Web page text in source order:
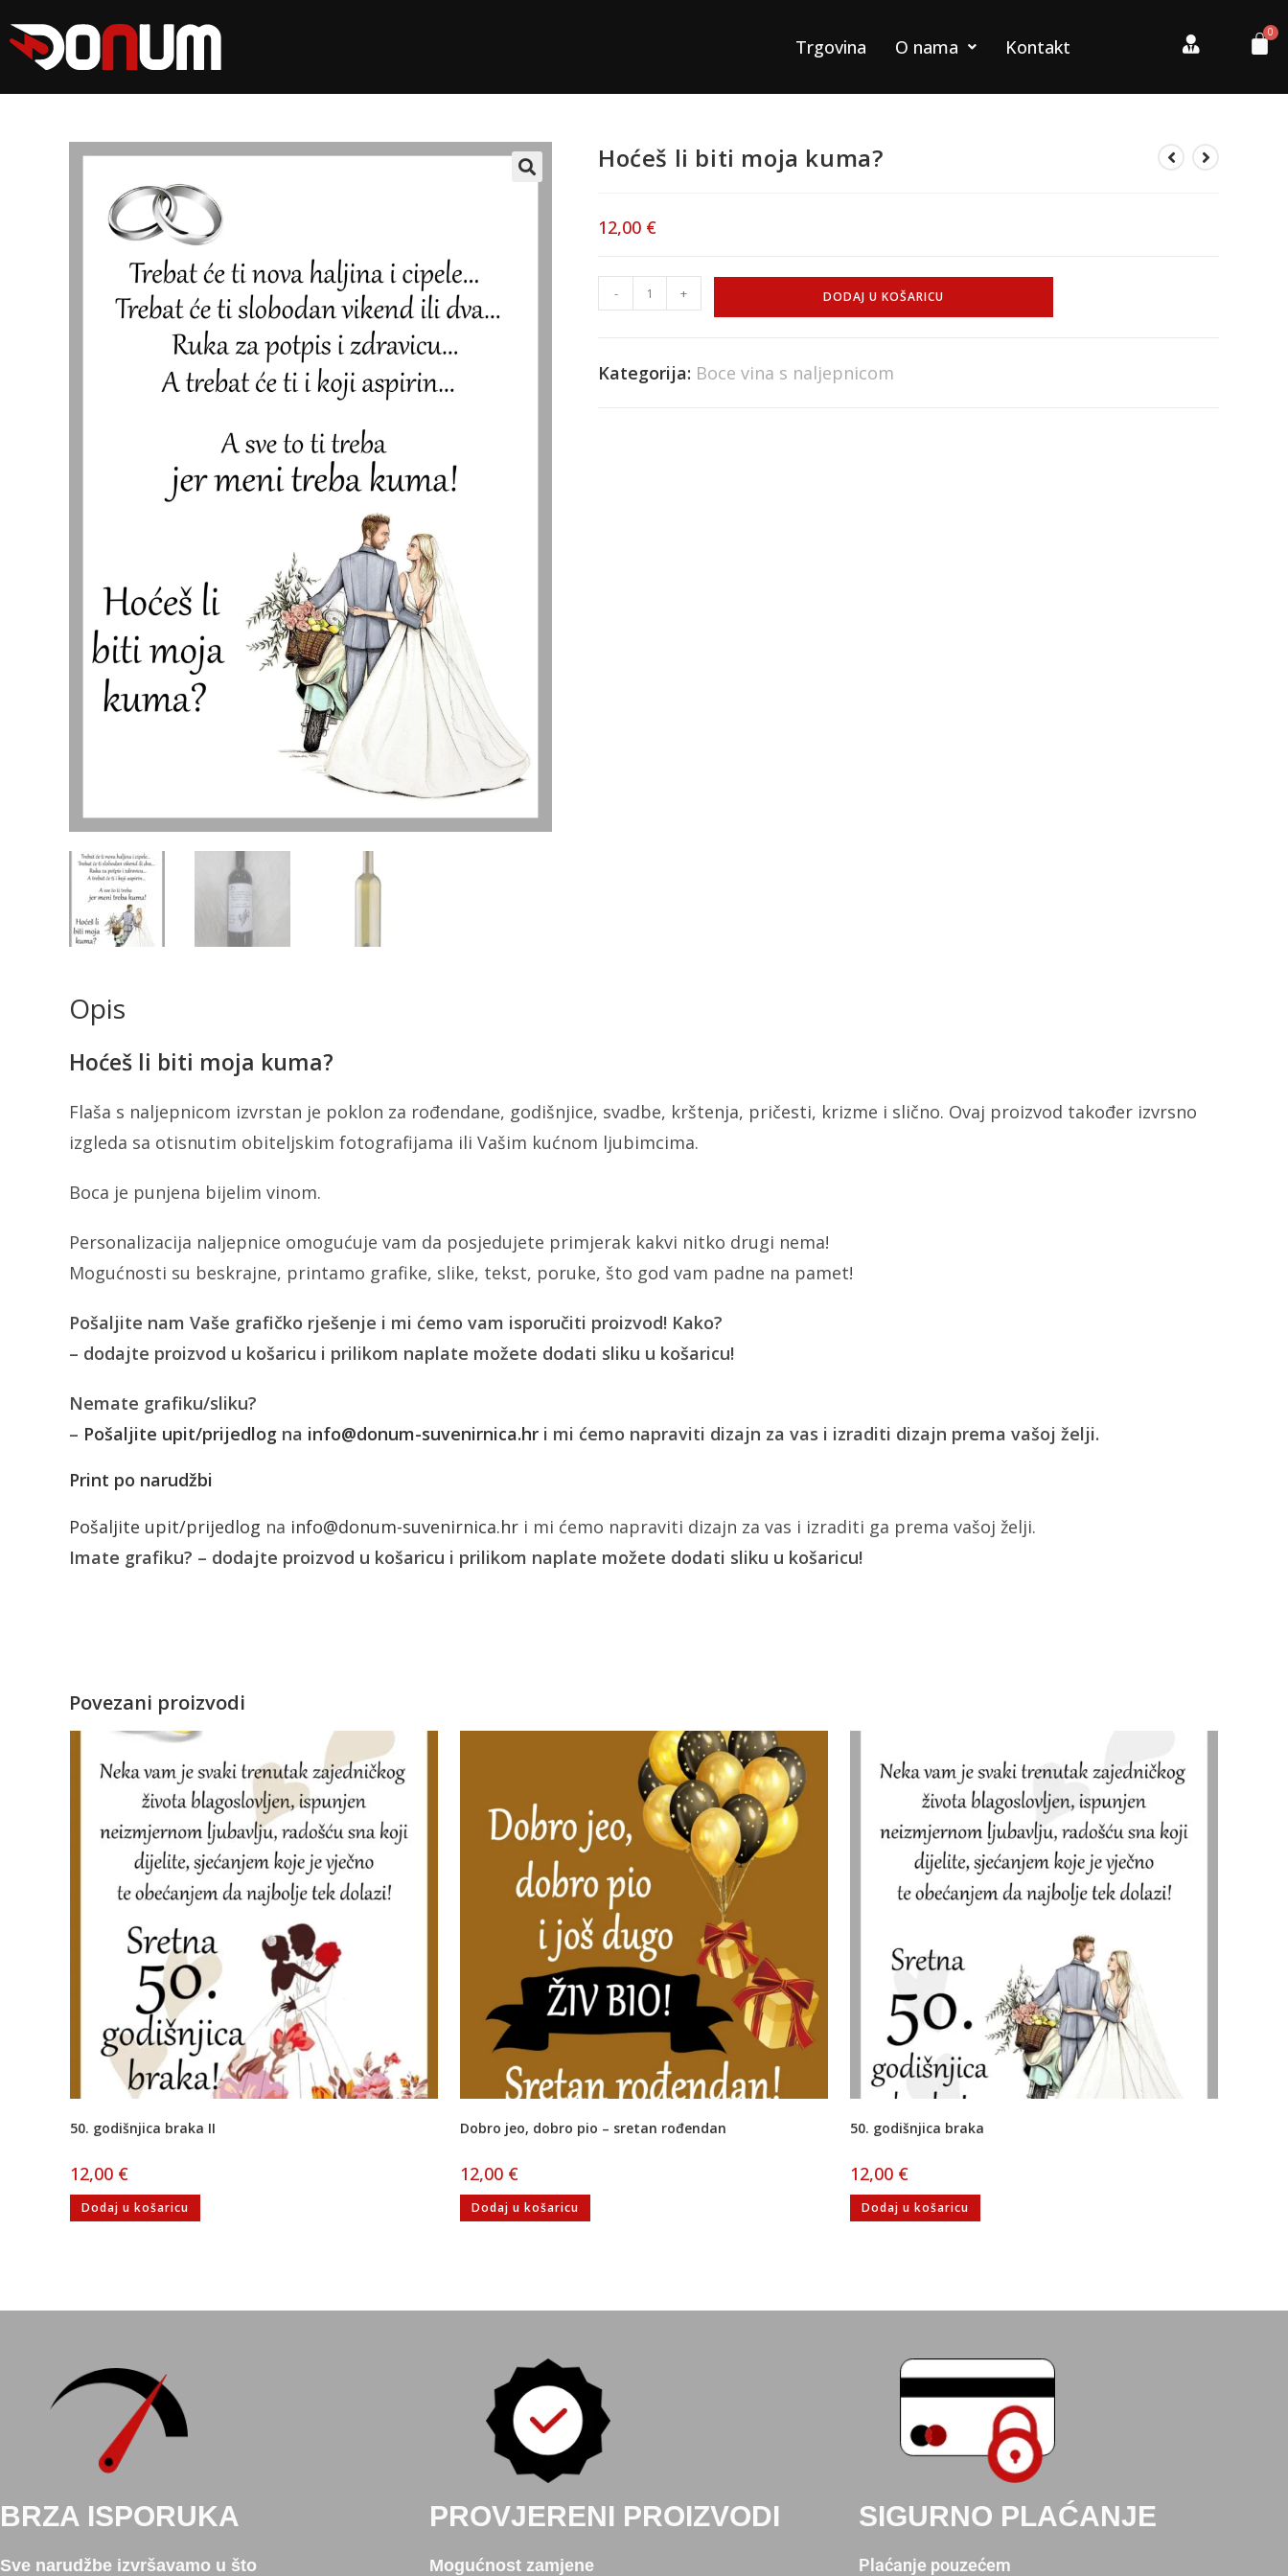
Trgovina O nama Kontakt
Hoćeš li biti moja kuma?
12,00 €
- + DODAJ U KOŠARICU
Kategorija: Boce vina s naljepnicom
Opis
Hoćeš li biti moja kuma?
Flaša s naljepnicom izvrstan je poklon za rođendane, godišnjice, svadbe, krštenja, pričesti, krizme i slično. Ovaj proizvod također izvrsno
izgleda sa otisnutim obiteljskim fotografijama ili Vašim kućnom ljubimcima.
Boca je punjena bijelim vinom.
Personalizacija naljepnice omogućuje vam da posjedujete primjerak kakvi nitko drugi nema!
Mogućnosti su beskrajne, printamo grafike, slike, tekst, poruke, što god vam padne na pamet!
Pošaljite nam Vaše grafičko rješenje i mi ćemo vam isporučiti proizvod! Kako?
– dodajte proizvod u košaricu i prilikom naplate možete dodati sliku u košaricu!
Nemate grafiku/sliku?
– Pošaljite upit/prijedlog na info@donum-suvenirnica.hr i mi ćemo napraviti dizajn za vas i izraditi dizajn prema vašoj želji.
Print po narudžbi
Pošaljite upit/prijedlog na info@donum-suvenirnica.hr i mi ćemo napraviti dizajn za vas i izraditi ga prema vašoj želji.
Imate grafiku? – dodajte proizvod u košaricu i prilikom naplate možete dodati sliku u košaricu!
Povezani proizvodi
50. godišnjica braka II
12,00 €
Dodaj u košaricu
Dobro jeo, dobro pio – sretan rođendan
12,00 €
Dodaj u košaricu
50. godišnjica braka
12,00 €
Dodaj u košaricu
BRZA ISPORUKA
Sve narudžbe izvršavamo u što
PROVJERENI PROIZVODI
Mogućnost zamjene
SIGURNO PLAĆANJE
Plaćanje pouzećem